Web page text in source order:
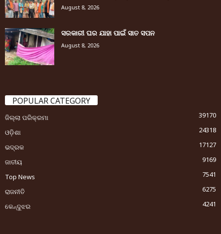
August 8, 2026
ସରକାରୀ ଘର ଯାହା ପାଇଁ ସାତ ସପନ
August 8, 2026
POPULAR CATEGORY
ଜିଲ୍ଲା ପରିକ୍ରମା
39170
ଓଡ଼ିଶା
24318
ଭଦ୍ରକ
17127
ଜାତୀୟ
9169
Top News
7541
ରାଜନୀତି
6275
କେନ୍ଦୁଝର
4241